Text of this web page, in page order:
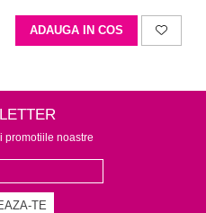
ADAUGA IN COS
promotiile noastre